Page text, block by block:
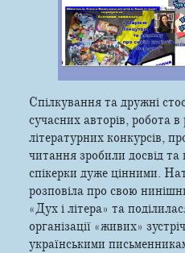
Спілкування та дружні
сучасних авторів, робота в
літературних конкурсів,
читання зробили досвід та
спікерки дуже цінними.
розповіла про свою
«Дух і літера» та
організації «живих»
українськими